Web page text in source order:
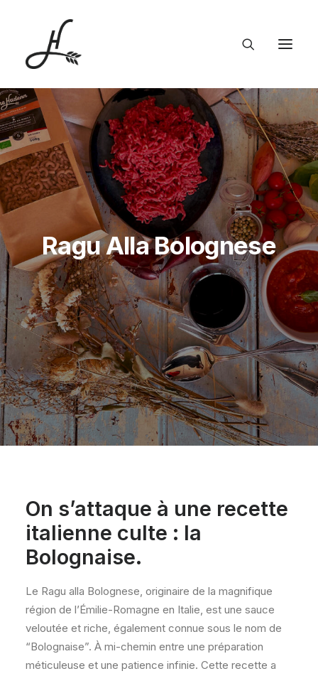
Ragu Alla Bolognese
On s’attaque à une recette
italienne culte : la
Bolognaise.
Le Ragu alla Bolognese, originaire de la magnifique
région de l’Émilie-Romagne en Italie, est une sauce
veloutée et riche, également connue sous le nom de
“Bolognaise”. À mi-chemin entre une préparation
méticuleuse et une patience infinie. Cette recette a